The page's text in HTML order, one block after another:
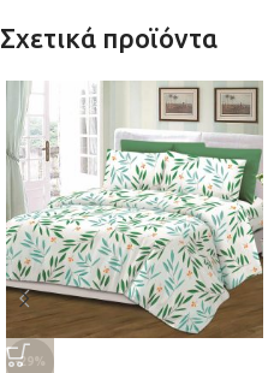
Σχετικά προϊόντα
-29%